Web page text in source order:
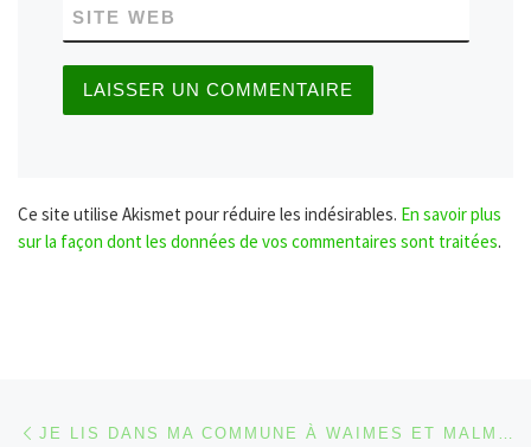
SITE WEB
Ce site utilise Akismet pour réduire les indésirables. En savoir plus
sur la façon dont les données de vos commentaires sont traitées.
Parcourir les articles